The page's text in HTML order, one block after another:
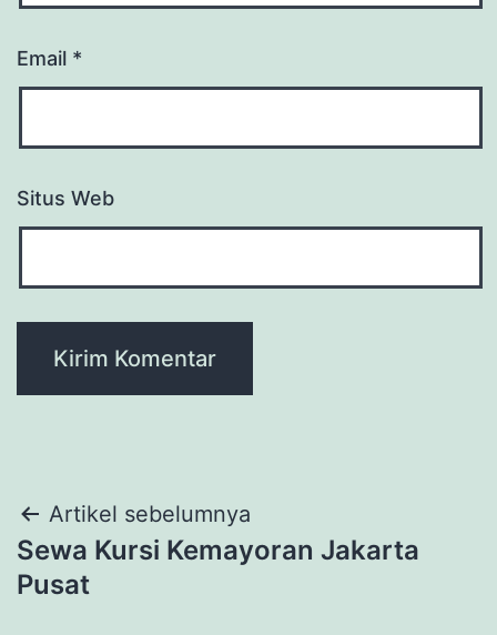
Email *
Situs Web
Navigasi
pos
Artikel sebelumnya
Sewa Kursi Kemayoran Jakarta
Pusat